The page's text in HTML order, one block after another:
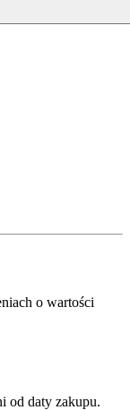
o wartości
od daty zakupu.